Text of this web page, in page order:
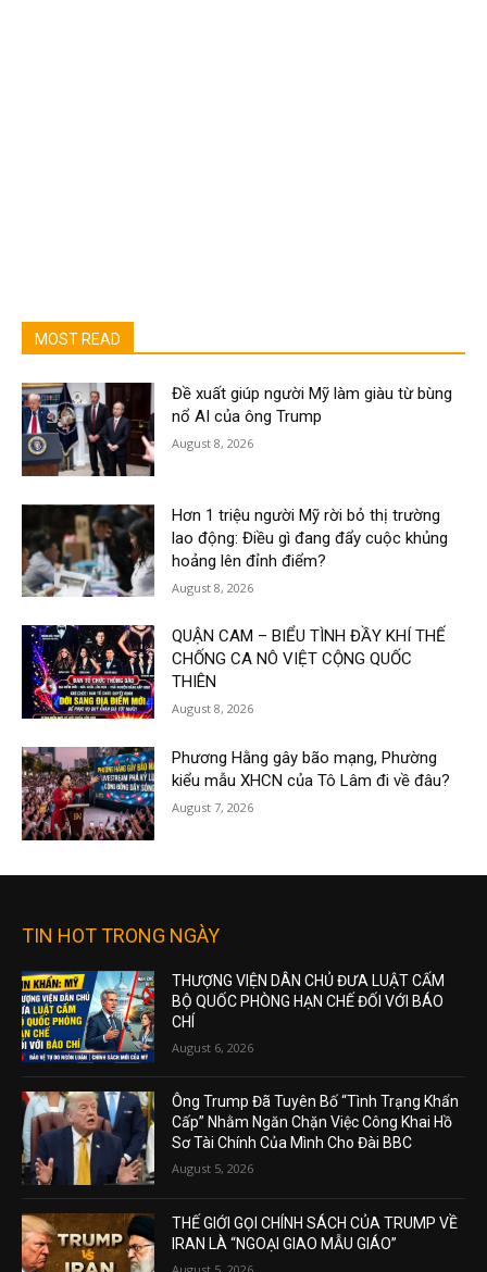
MOST READ
Đề xuất giúp người Mỹ làm giàu từ bùng
nổ AI của ông Trump
August 8, 2026
Hơn 1 triệu người Mỹ rời bỏ thị trường
lao động: Điều gì đang đẩy cuộc khủng
hoảng lên đỉnh điểm?
August 8, 2026
QUẬN CAM – BIỂU TÌNH ĐẦY KHÍ THẾ
CHỐNG CA NÔ VIỆT CỘNG QUỐC
THIÊN
August 8, 2026
Phương Hằng gây bão mạng, Phường
kiểu mẫu XHCN của Tô Lâm đi về đâu?
August 7, 2026
TIN HOT TRONG NGÀY
THƯỢNG VIỆN DÂN CHỦ ĐƯA LUẬT CẤM
BỘ QUỐC PHÒNG HẠN CHẾ ĐỐI VỚI BÁO
CHÍ
August 6, 2026
Ông Trump Đã Tuyên Bố “Tình Trạng Khẩn
Cấp” Nhằm Ngăn Chặn Việc Công Khai Hồ
Sơ Tài Chính Của Mình Cho Đài BBC
August 5, 2026
THẾ GIỚI GỌI CHÍNH SÁCH CỦA TRUMP VỀ
IRAN LÀ “NGOẠI GIAO MẪU GIÁO”